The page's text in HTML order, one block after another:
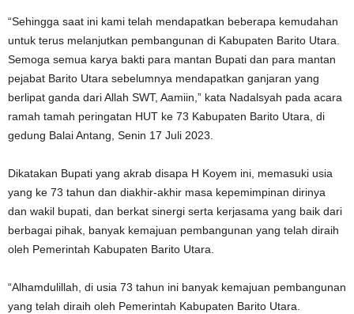
“Sehingga saat ini kami telah mendapatkan beberapa kemudahan
untuk terus melanjutkan pembangunan di Kabupaten Barito Utara.
Semoga semua karya bakti para mantan Bupati dan para mantan
pejabat Barito Utara sebelumnya mendapatkan ganjaran yang
berlipat ganda dari Allah SWT, Aamiin,” kata Nadalsyah pada acara
ramah tamah peringatan HUT ke 73 Kabupaten Barito Utara, di
gedung Balai Antang, Senin 17 Juli 2023.
Dikatakan Bupati yang akrab disapa H Koyem ini, memasuki usia
yang ke 73 tahun dan diakhir-akhir masa kepemimpinan dirinya
dan wakil bupati, dan berkat sinergi serta kerjasama yang baik dari
berbagai pihak, banyak kemajuan pembangunan yang telah diraih
oleh Pemerintah Kabupaten Barito Utara.
“Alhamdulillah, di usia 73 tahun ini banyak kemajuan pembangunan
yang telah diraih oleh Pemerintah Kabupaten Barito Utara.